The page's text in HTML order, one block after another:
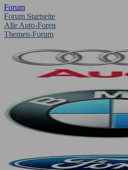
Forum
Forum Startseite
Alle Auto-Foren
Themen-Forum